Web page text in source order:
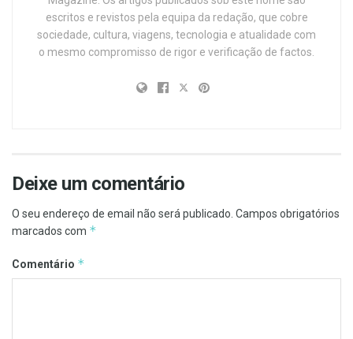
escritos e revistos pela equipa da redação, que cobre
sociedade, cultura, viagens, tecnologia e atualidade com
o mesmo compromisso de rigor e verificação de factos.
Deixe um comentário
O seu endereço de email não será publicado. Campos obrigatórios
marcados com *
Comentário *